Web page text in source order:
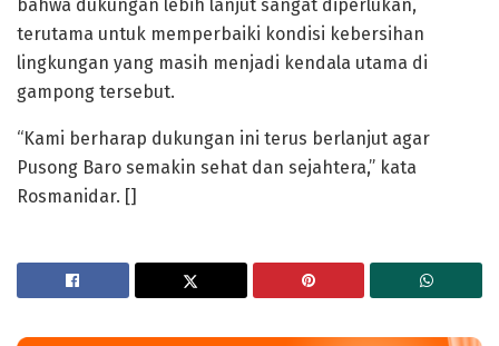
bahwa dukungan lebih lanjut sangat diperlukan,
terutama untuk memperbaiki kondisi kebersihan
lingkungan yang masih menjadi kendala utama di
gampong tersebut.
“Kami berharap dukungan ini terus berlanjut agar
Pusong Baro semakin sehat dan sejahtera,” kata
Rosmanidar. []